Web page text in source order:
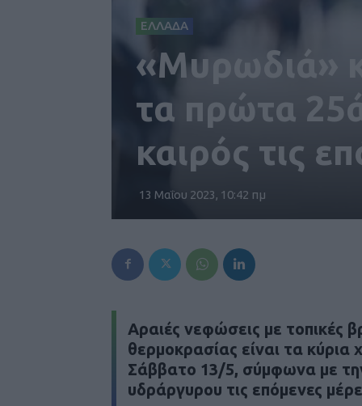
ΕΛΛΑΔΑ
«Μυρωδιά»
τα πρώτα
καιρός τις
13 Μαΐου 2023, 10:42 πμ
Αραιές νεφώσεις με τοπικές
θερμοκρασίας είναι τα κύρια
Σάββατο 13/5, σύμφωνα με
υδράργυρου τις επόμενες